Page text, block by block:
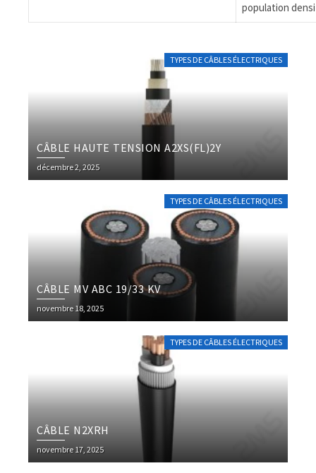
population
TYPES DE CÂBLES ÉLECTRIQUES
CÂBLE HAUTE TENSION A2XS(FL)2Y
décembre 2, 2025
TYPES DE CÂBLES ÉLECTRIQUES
CÂBLE MV ABC 19/33 KV
novembre 18, 2025
TYPES DE CÂBLES ÉLECTRIQUES
CÂBLE N2XRH
novembre 17, 2025